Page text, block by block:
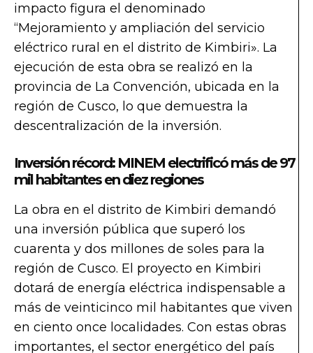
impacto figura el denominado
“Mejoramiento y ampliación del servicio
eléctrico rural en el distrito de Kimbiri». La
ejecución de esta obra se realizó en la
provincia de La Convención, ubicada en la
región de Cusco, lo que demuestra la
descentralización de la inversión.
Inversión récord: MINEM electrificó más de 97
mil habitantes en diez regiones
La obra en el distrito de Kimbiri demandó
una inversión pública que superó los
cuarenta y dos millones de soles para la
región de Cusco. El proyecto en Kimbiri
dotará de energía eléctrica indispensable a
más de veinticinco mil habitantes que viven
en ciento once localidades. Con estas obras
importantes, el sector energético del país